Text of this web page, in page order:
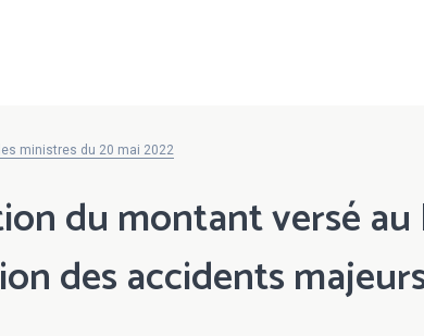
ministres du 20 mai 2022
du montant versé au
des accidents